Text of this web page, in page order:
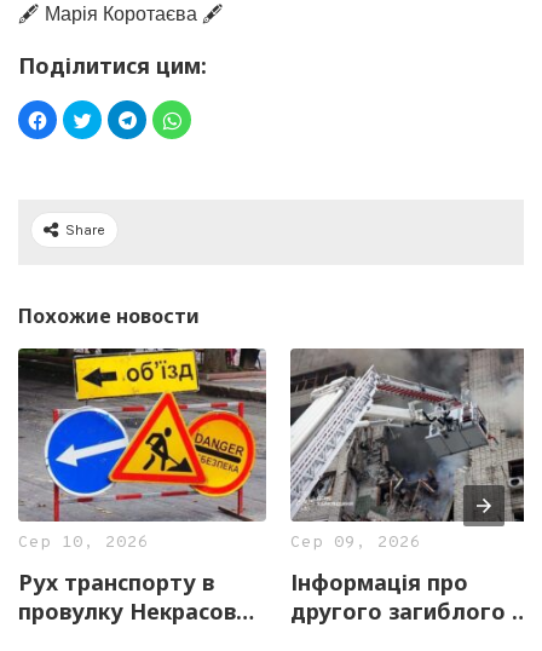
🖋️ Марія Коротаєва 🖋️
Поділитися цим:
Share
Похожие новости
Сер 10, 2026
Рух транспорту в
провулку Некрасова
Сер 09, 2026
Інформація про
другого загиблого у